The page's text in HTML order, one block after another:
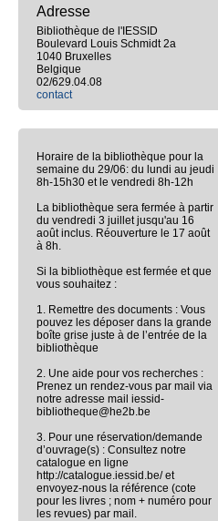
Adresse
Bibliothèque de l'IESSID
Boulevard Louis Schmidt 2a
1040 Bruxelles
Belgique
02/629.04.08
contact
Horaire de la bibliothèque pour la
semaine du 29/06: du lundi au jeudi
8h-15h30 et le vendredi 8h-12h
La bibliothèque sera fermée à partir
du vendredi 3 juillet jusqu'au 16
août inclus. Réouverture le 17 août
à 8h.
Si la bibliothèque est fermée et que
vous souhaitez :
1. Remettre des documents : Vous
pouvez les déposer dans la grande
boîte grise juste à de l’entrée de la
bibliothèque
2. Une aide pour vos recherches :
Prenez un rendez-vous par mail via
notre adresse mail iessid-
bibliotheque@he2b.be
3. Pour une réservation/demande
d’ouvrage(s) : Consultez notre
catalogue en ligne
http://catalogue.iessid.be/ et
envoyez-nous la référence (cote
pour les livres ; nom + numéro pour
les revues) par mail.